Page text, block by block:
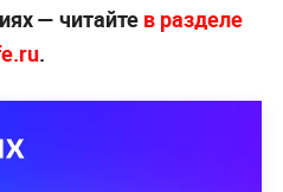
— читайте в разделе
.